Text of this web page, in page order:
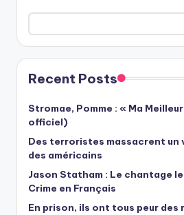
Recent Posts
Stromae, Pomme : « Ma
officiel)
Des terroristes massacrent
des américains
Jason Statham : Le chantage
Crime en Français
En prison, ils ont tous peur des